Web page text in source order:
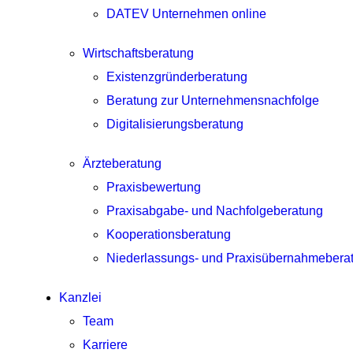
DATEV Unternehmen online
Wirtschaftsberatung
Existenzgründerberatung
Beratung zur Unternehmensnachfolge
Digitalisierungsberatung
Ärzteberatung
Praxisbewertung
Praxisabgabe- und Nachfolgeberatung
Kooperationsberatung
Niederlassungs- und
Kanzlei
Team
Karriere